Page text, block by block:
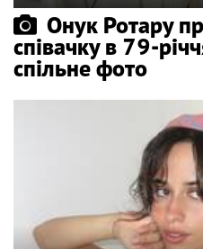
Онук Ротару
співачку в 79-
спільне фото